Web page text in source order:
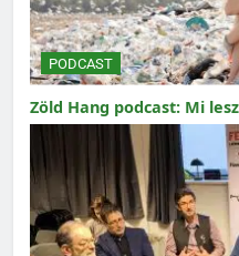
PODCAST
Zöld Hang podcast: Mi